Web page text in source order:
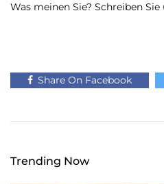
Was meinen Sie? Schreiben
Share On Facebook
Trending Now